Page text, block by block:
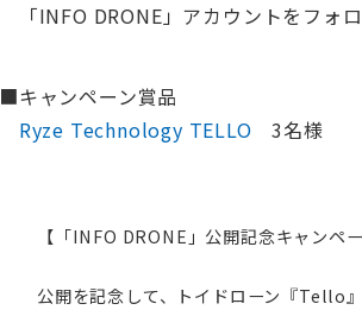
「INFO DRONE」アカウントをフォ
■キャンペーン賞品
Ryze Technology TELLO 3名様
【「INFO DRONE」公開記念キャンペー
公開を記念して、トイドローン『Tello